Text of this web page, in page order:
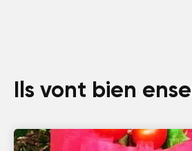
Ils vont bien